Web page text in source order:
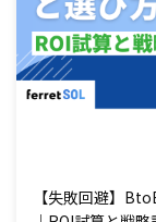
【失敗回避】